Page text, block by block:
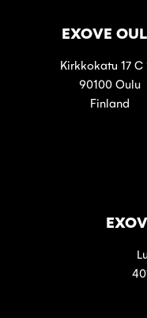
EXOVE
Kirkkokatu 17 C
90100 Oulu
Finland